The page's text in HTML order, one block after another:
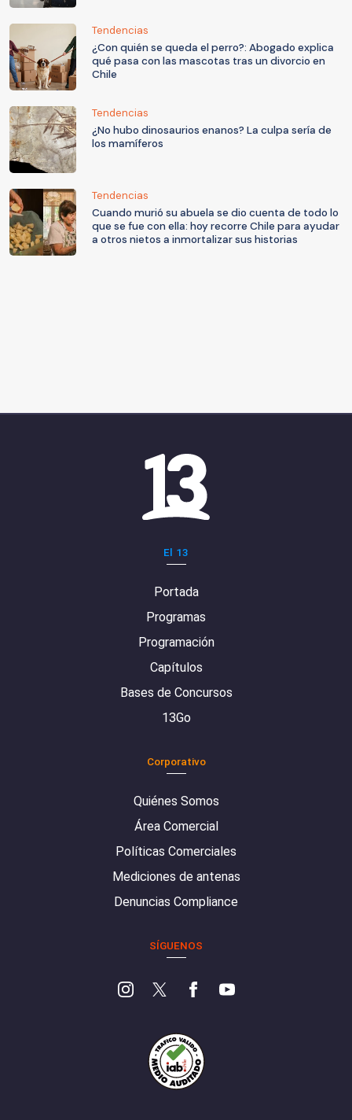
Tendencias
¿Con quién se queda el perro?: Abogado explica
qué pasa con las mascotas tras un divorcio en
Chile
Tendencias
¿No hubo dinosaurios enanos? La culpa sería de
los mamíferos
Tendencias
Cuando murió su abuela se dio cuenta de todo lo
que se fue con ella: hoy recorre Chile para ayudar
a otros nietos a inmortalizar sus historias
El 13
Portada
Programas
Programación
Capítulos
Bases de Concursos
13Go
Corporativo
Quiénes Somos
Área Comercial
Políticas Comerciales
Mediciones de antenas
Denuncias Compliance
SÍGUENOS